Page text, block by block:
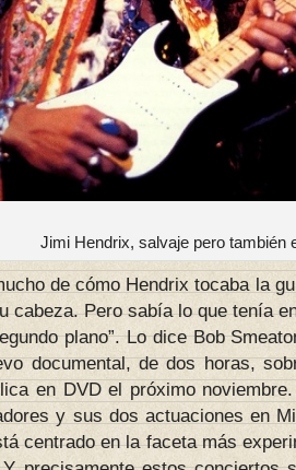
Jimi Hendrix, salvaje pero también
de cómo Hendrix tocaba la
cabeza. Pero sabía lo que tenía
plano”. Lo dice Bob
documental, de dos horas,
en DVD el próximo
y sus dos actuaciones en
centrado en la faceta más